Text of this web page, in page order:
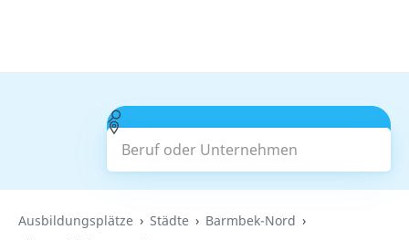
Beruf oder Unternehmen
Suchen
Ausbildungsplätze Städte
Barmbek-Nord